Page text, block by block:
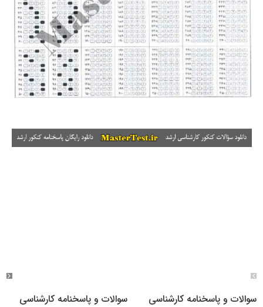
سوالات و پاسخنامه کارشناسی
سوالات و پاسخنامه کارشناسی